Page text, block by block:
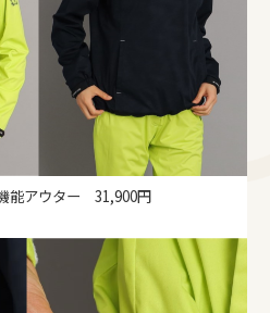
能アウター 31,900円